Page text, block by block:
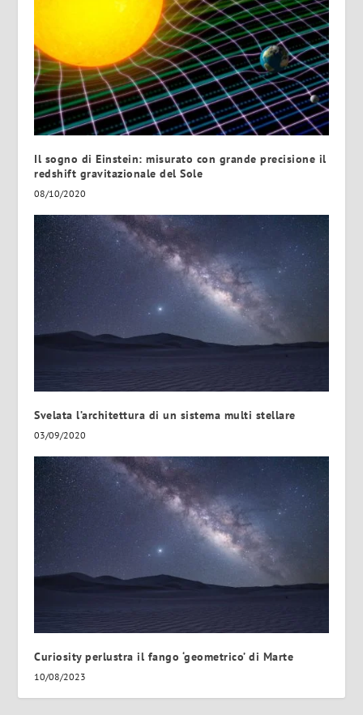
Il sogno di Einstein: misurato con grande precisione il
redshift gravitazionale del Sole
08/10/2020
Svelata l’architettura di un sistema multi stellare
03/09/2020
Curiosity perlustra il fango ‘geometrico’ di Marte
10/08/2023